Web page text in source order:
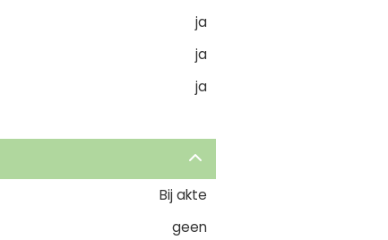
ja
ja
ja
Bij akte
geen